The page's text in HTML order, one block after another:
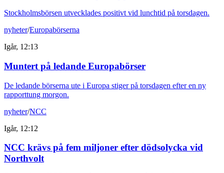
Stockholmsbörsen utvecklades positivt vid lunchtid på torsdagen.
nyheter/Europabörserna
Igår, 12:13
Muntert på ledande Europabörser
De ledande börserna ute i Europa stiger på torsdagen efter en ny
rapporttung morgon.
nyheter/NCC
Igår, 12:12
NCC krävs på fem miljoner efter dödsolycka vid
Northvolt